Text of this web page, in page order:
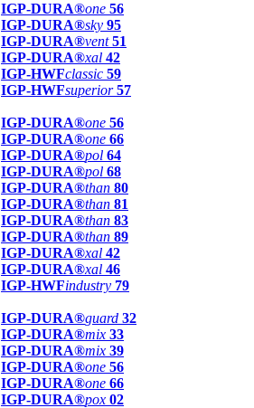
IGP-DURA®one 56
IGP-DURA®sky 95
IGP-DURA®vent 51
IGP-DURA®xal 42
IGP-HWFclassic 59
IGP-HWFsuperior 57
IGP-DURA®one 56
IGP-DURA®one 66
IGP-DURA®pol 64
IGP-DURA®pol 68
IGP-DURA®than 80
IGP-DURA®than 81
IGP-DURA®than 83
IGP-DURA®than 89
IGP-DURA®xal 42
IGP-DURA®xal 46
IGP-HWFindustry 79
IGP-DURA®guard 32
IGP-DURA®mix 33
IGP-DURA®mix 39
IGP-DURA®one 56
IGP-DURA®one 66
IGP-DURA®pox 02